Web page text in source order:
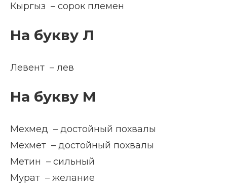
Кыргыз – сорок племен
На букву Л
Левент – лев
На букву М
Мехмед – достойный похвалы
Мехмет – достойный похвалы
Метин – сильный
Мурат – желание